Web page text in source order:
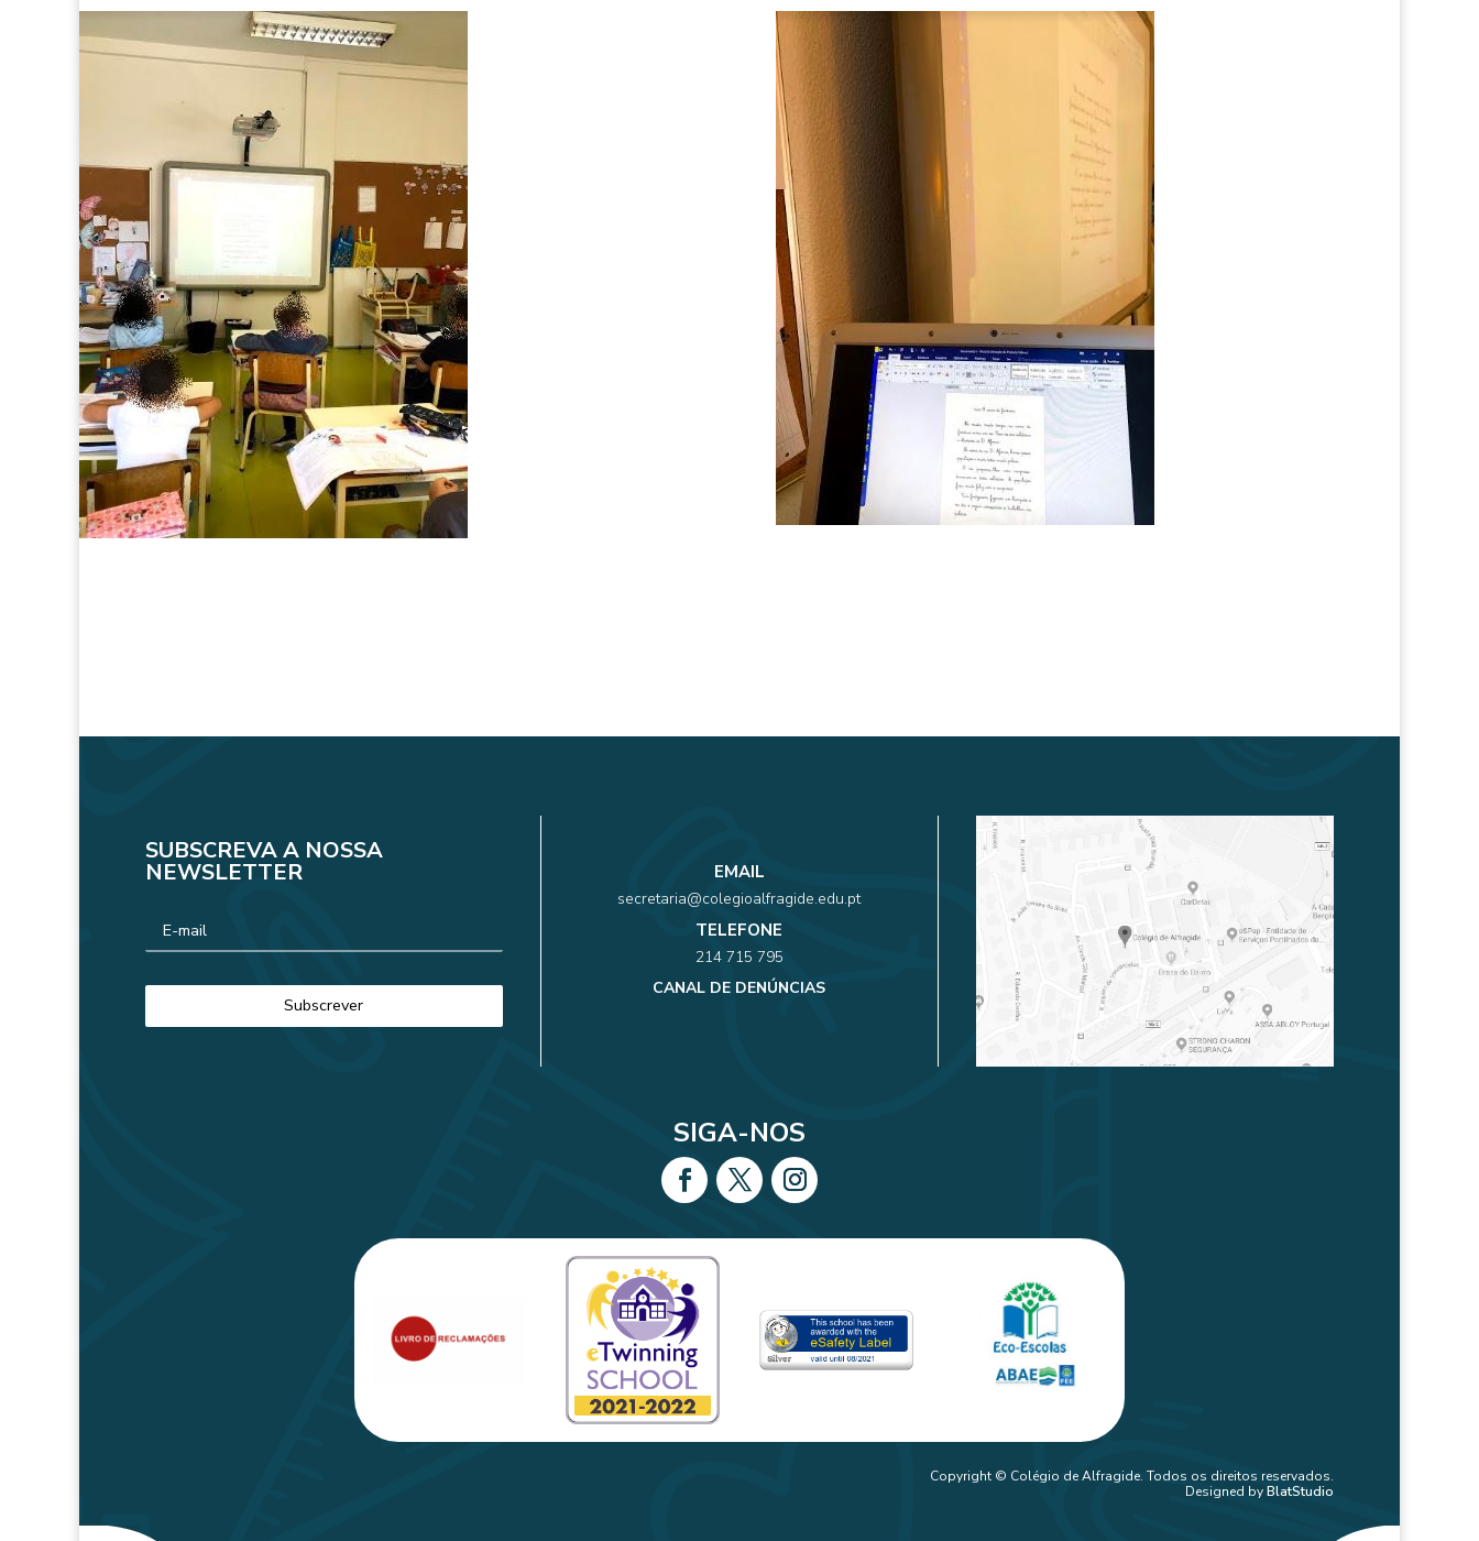
SUBSCREVA A NOSSA
NEWSLETTER EMAIL
secretaria@colegioalfragide.edu.pt
TELEFONE
214 715 795
CANAL DE DENÚNCIAS
SIGA-NOS
Copyright © Colégio de Alfragide. Todos os direitos reservados.
Designed byBlatStudio